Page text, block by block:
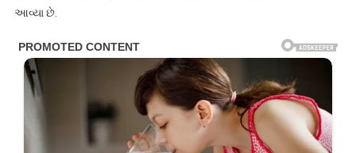
આવ્યા છે.